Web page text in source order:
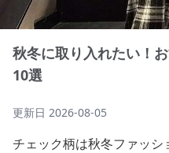
秋冬に取り入れたい！
10選
更新日 2026-08-05
チェック柄は秋冬ファッシ